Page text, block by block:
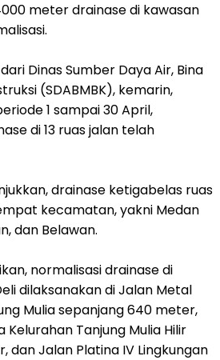
meter drainase di kawasan
Dinas Sumber Daya Air, Bina
(SDABMBK), kemarin,
1 sampai 30 April,
di 13 ruas jalan telah
drainase ketigabelas ruas
kecamatan, yakni Medan
dan Belawan.
normalisasi drainase di
dilaksanakan di Jalan Metal
Mulia sepanjang 640 meter,
Kelurahan Tanjung Mulia Hilir
dan Jalan Platina IV Lingkungan